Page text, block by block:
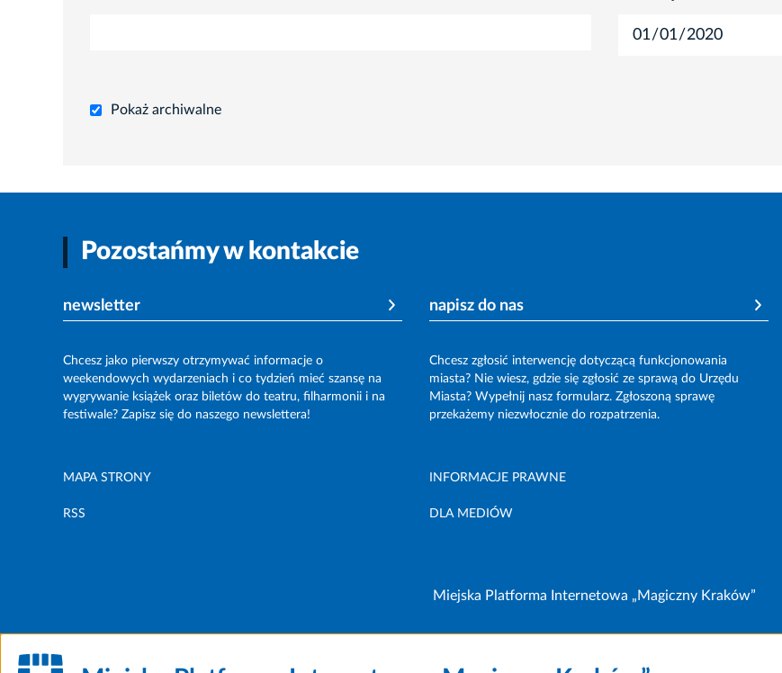
Pokaż archiwalne
Pozostańmy w kontakcie
newsletter
Chcesz jako pierwszy otrzymywać informacje o
weekendowych wydarzeniach i co tydzień mieć szansę na
wygrywanie książek oraz biletów do teatru, filharmonii i na
festiwale? Zapisz się do naszego newslettera!
napisz do nas
Chcesz zgłosić interwencję dotyczącą funkcjonowania
miasta? Nie wiesz, gdzie się zgłosić ze sprawą do Urzędu
Miasta? Wypełnij nasz formularz. Zgłoszoną sprawę
przekażemy niezwłocznie do rozpatrzenia.
MAPA STRONY INFORMACJE PRAWNE
RSS DLA MEDIÓW
Miejska Platforma Internetowa „Magiczny Kraków”